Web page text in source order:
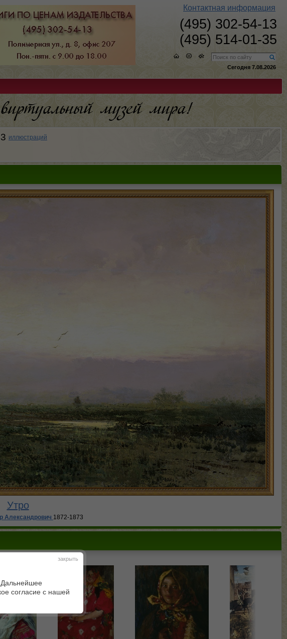
Контактная информация
(495) 302-54-13
(495) 514-01-35
Сегодня 7.08.2026
иллюстраций
Утро
Александрович 1872-1873
закрыть
Дальнейшее
согласие с нашей